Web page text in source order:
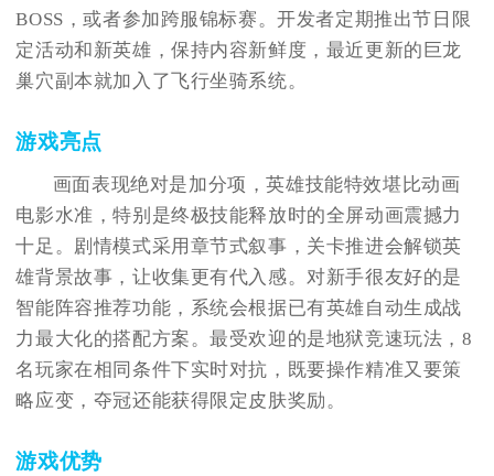
BOSS，或者参加跨服锦标赛。开发者定期推出节日限
定活动和新英雄，保持内容新鲜度，最近更新的巨龙
巢穴副本就加入了飞行坐骑系统。
游戏亮点
画面表现绝对是加分项，英雄技能特效堪比动画
电影水准，特别是终极技能释放时的全屏动画震撼力
十足。剧情模式采用章节式叙事，关卡推进会解锁英
雄背景故事，让收集更有代入感。对新手很友好的是
智能阵容推荐功能，系统会根据已有英雄自动生成战
力最大化的搭配方案。最受欢迎的是地狱竞速玩法，8
名玩家在相同条件下实时对抗，既要操作精准又要策
略应变，夺冠还能获得限定皮肤奖励。
游戏优势